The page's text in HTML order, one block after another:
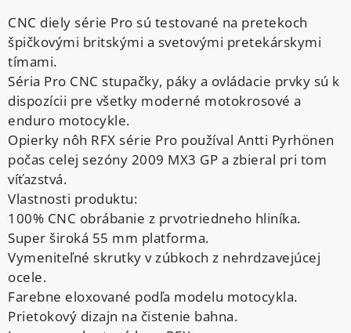
CNC diely série Pro sú testované na pretekoch
špičkovými britskými a svetovými pretekárskymi
tímami.
Séria Pro CNC stupačky, páky a ovládacie prvky sú k
dispozícii pre všetky moderné motokrosové a
enduro motocykle.
Opierky nôh RFX série Pro používal Antti Pyrhönen
počas celej sezóny 2009 MX3 GP a zbieral pri tom
víťazstvá.
Vlastnosti produktu:
100% CNC obrábanie z prvotriedneho hliníka.
Super široká 55 mm platforma.
Vymeniteľné skrutky v zúbkoch z nehrdzavejúcej
ocele.
Farebne eloxované podľa modelu motocykla.
Prietokový dizajn na čistenie bahna.